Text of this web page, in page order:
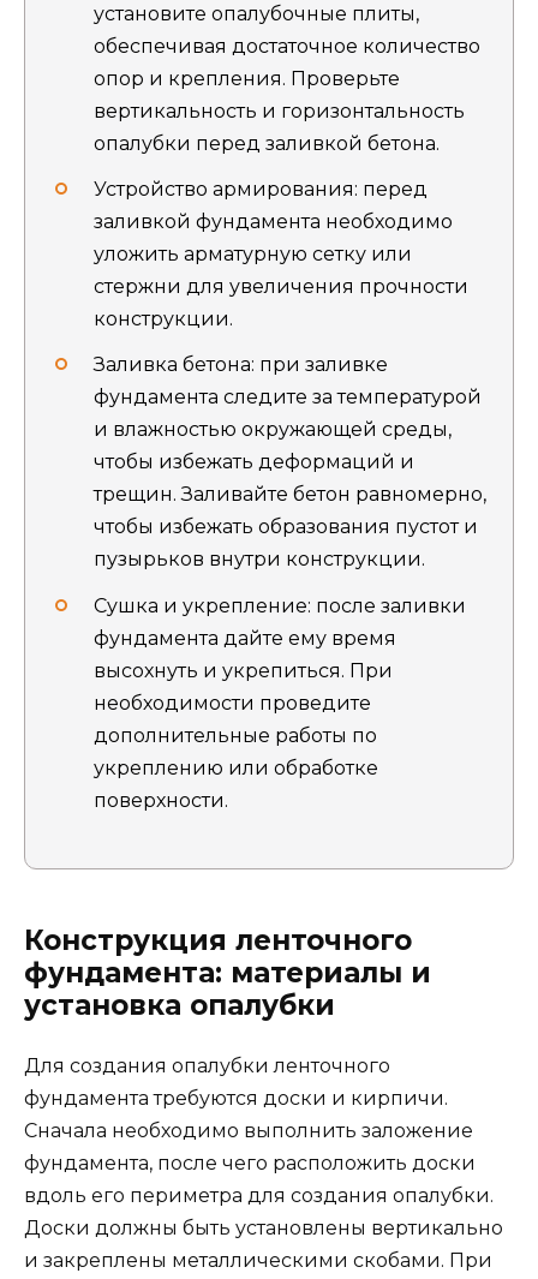
установите опалубочные плиты,
обеспечивая достаточное количество
опор и крепления. Проверьте
вертикальность и горизонтальность
опалубки перед заливкой бетона.
Устройство армирования: перед
заливкой фундамента необходимо
уложить арматурную сетку или
стержни для увеличения прочности
конструкции.
Заливка бетона: при заливке
фундамента следите за температурой
и влажностью окружающей среды,
чтобы избежать деформаций и
трещин. Заливайте бетон равномерно,
чтобы избежать образования пустот и
пузырьков внутри конструкции.
Сушка и укрепление: после заливки
фундамента дайте ему время
высохнуть и укрепиться. При
необходимости проведите
дополнительные работы по
укреплению или обработке
поверхности.
Конструкция ленточного
фундамента: материалы и
установка опалубки
Для создания опалубки ленточного
фундамента требуются доски и кирпичи.
Сначала необходимо выполнить заложение
фундамента, после чего расположить доски
вдоль его периметра для создания опалубки.
Доски должны быть установлены вертикально
и закреплены металлическими скобами. При